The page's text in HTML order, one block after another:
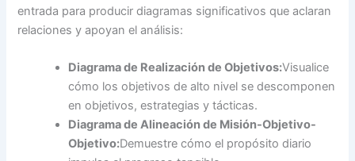
entrada para producir diagramas significativos que aclaran
relaciones y apoyan el análisis:
Diagrama de Realización de Objetivos:Visualice
cómo los objetivos de alto nivel se descomponen
en objetivos, estrategias y tácticas.
Diagrama de Alineación de Misión-Objetivo-
Objetivo:Demuestre cómo el propósito diario